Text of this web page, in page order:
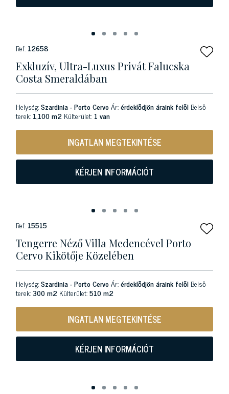
Ref: 12658
Exkluzív, Ultra-Luxus Privát Falucska
Costa Smeraldában
Helység:Szardinia - Porto CervoÁr:érdeklődjön áraink felől Belső
terek: 1,100 m2 Külterület: 1 van
INGATLAN MEGTEKINTÉSE
KÉRJEN INFORMÁCIÓT
Ref: 15515
Tengerre Néző Villa Medencével Porto
Cervo Kikötője Közelében
Helység:Szardinia - Porto CervoÁr:érdeklődjön áraink felől Belső
terek:300 m2 Külterület:510 m2
INGATLAN MEGTEKINTÉSE
KÉRJEN INFORMÁCIÓT